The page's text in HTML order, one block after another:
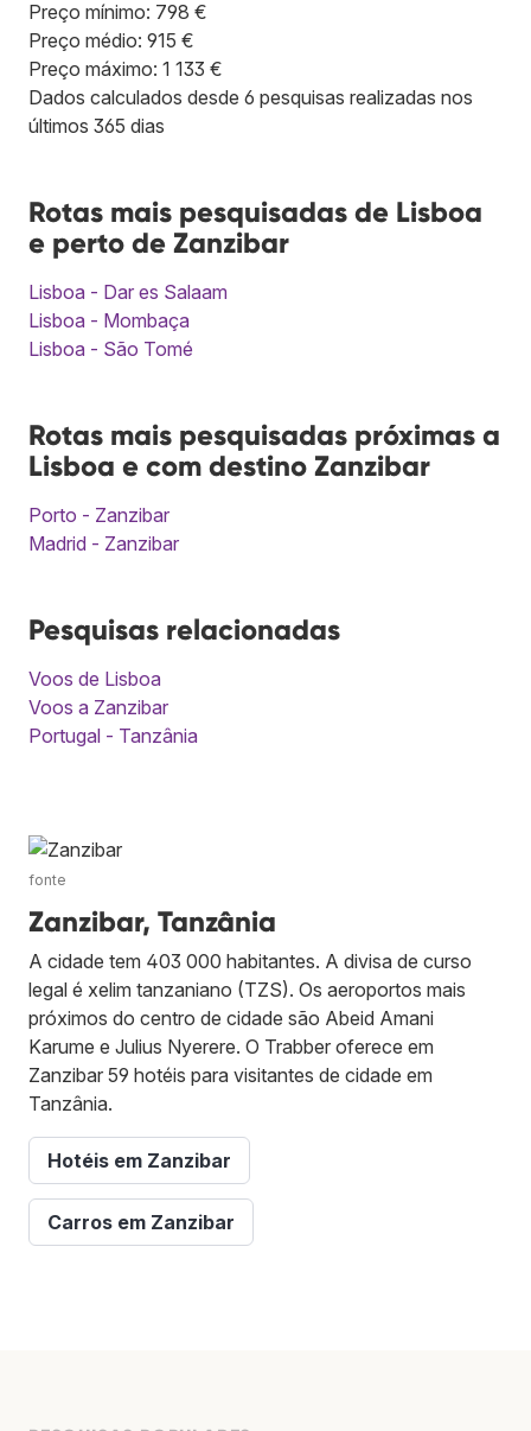
Preço mínimo: 798 €
Preço médio: 915 €
Preço máximo: 1 133 €
Dados calculados desde 6 pesquisas realizadas nos
últimos 365 dias
Rotas mais pesquisadas de Lisboa
e perto de Zanzibar
Lisboa - Dar es Salaam
Lisboa - Mombaça
Lisboa - São Tomé
Rotas mais pesquisadas próximas a
Lisboa e com destino Zanzibar
Porto - Zanzibar
Madrid - Zanzibar
Pesquisas relacionadas
Voos de Lisboa
Voos a Zanzibar
Portugal - Tanzânia
fonte
Zanzibar, Tanzânia
A cidade tem 403 000 habitantes. A divisa de curso
legal é xelim tanzaniano (TZS). Os aeroportos mais
próximos do centro de cidade são Abeid Amani
Karume e Julius Nyerere. O Trabber oferece em
Zanzibar 59 hotéis para visitantes de cidade em
Tanzânia.
Hotéis em Zanzibar
Carros em Zanzibar